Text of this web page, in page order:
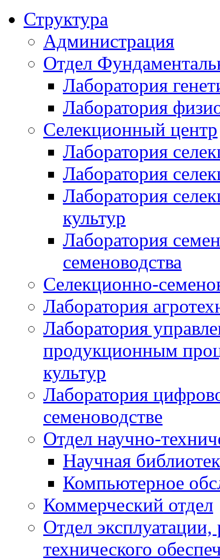
Структура
Администрация
Отдел
Лаборатория
Лаборатория
Селекционный центр
Лаборатория
Лаборатория
Лаборатория
культур
Лаборатория
семеноводства
Селекционно-
Лаборатория
Лаборатория
продукционным
культур
Лаборатория
семеноводстве
Отдел научно-
Научная
Компьютерное
Коммерческий отдел
Отдел
технического